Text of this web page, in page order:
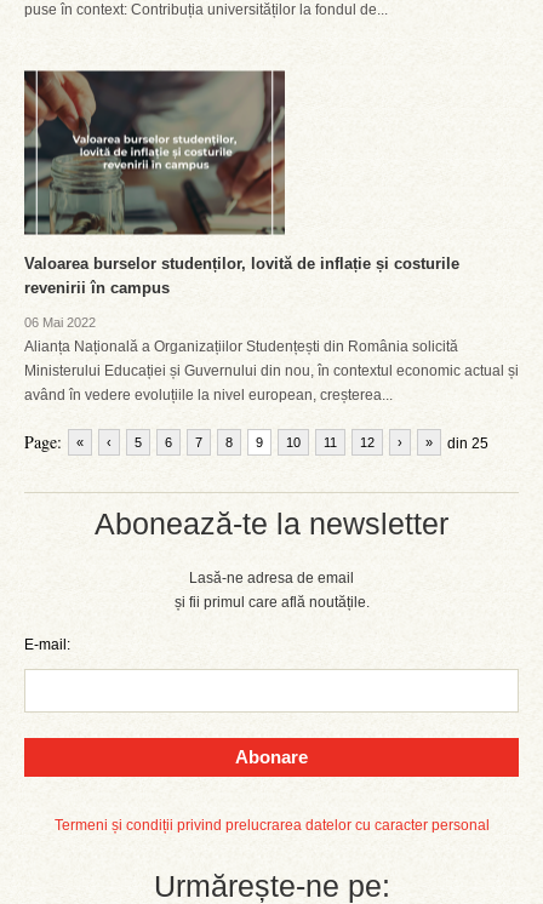
Abonează-te la newsletter
Lasă-ne adresa de email
și fii primul care află noutățile.
E-mail:
Abonare
Termeni și condiții privind prelucrarea datelor cu caracter personal
Urmărește-ne pe:
puse în context: Contribuția universităților la fondul de...
Valoarea burselor studenților, lovită de inflație și costurile
revenirii în campus
06 Mai 2022
Alianța Națională a Organizațiilor Studențești din România solicită
Ministerului Educației și Guvernului din nou, în contextul economic actual și
având în vedere evoluțiile la nivel european, creșterea...
Page: « ‹ 5 6 7 8 9 10 11 12 din 25
› »